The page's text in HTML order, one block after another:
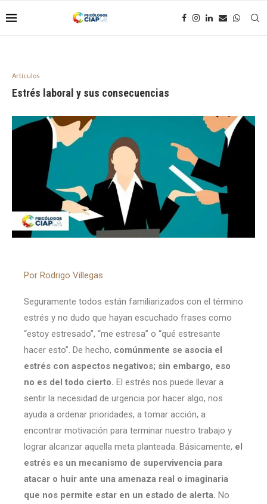
Artículos
Estrés laboral y sus consecuencias
Por Rodrigo Villegas
Seguramente todos están familiarizados con el término
estrés y no dudo que hayan escuchado frases como
“estoy estresado”, “me estresa” o “qué estresante
hacer esto”. De hecho, comúnmente se asocia el
estrés con aspectos negativos; sin embargo, eso
no es del todo cierto. El estrés nos puede llevar a
sentir la necesidad de urgencia por hacer algo, nos
ayuda a ordenar prioridades, a tomar acción, a
encontrar motivación para terminar nuestro trabajo y
lograr alcanzar aquella meta planteada. Básicamente, el
estrés es un mecanismo de supervivencia para
atacar o huir ante una amenaza real o imaginaria
que nos permite estar en un estado de alerta. No